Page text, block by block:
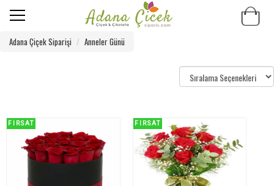
Adana Çiçek Siparişi Anneler Günü
FIRSAT FIRSAT